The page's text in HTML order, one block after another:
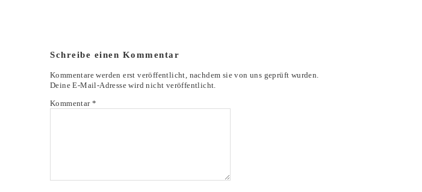
Schreibe einen Kommentar
Kommentare werden erst veröffentlicht, nachdem sie von uns geprüft wurden.
Deine E-Mail-Adresse wird nicht veröffentlicht.
Kommentar*